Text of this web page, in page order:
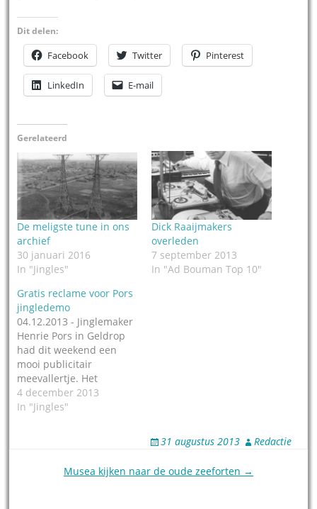
Dit delen:
Facebook Twitter Pinterest
LinkedIn E-mail
Gerelateerd
De meligste tune in ons
archief
30 januari 2016
In "Jingles"
Dick Raaijmakers
overleden
7 september 2013
In "Ad Bouman Top 10"
Gratis reclame voor Pors
jingledemo
04.12.2013 - Jinglemaker
Henrie Pors in Geldrop
had dit weekend een
mooi publicitair
meevallertje. Het
Eindhovens Dagblad
publiceerde een artikel
Die cassette is destijds -
4 december 2013
In "Jingles"
31 augustus 2013 Redactie
Musea kijken naar de oude zeeforten →